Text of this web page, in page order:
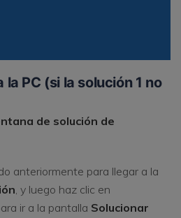
la PC (si la solución 1 no
de solución de
anteriormente para llegar a la
, y luego haz clic en
ir a la pantalla Solucionar